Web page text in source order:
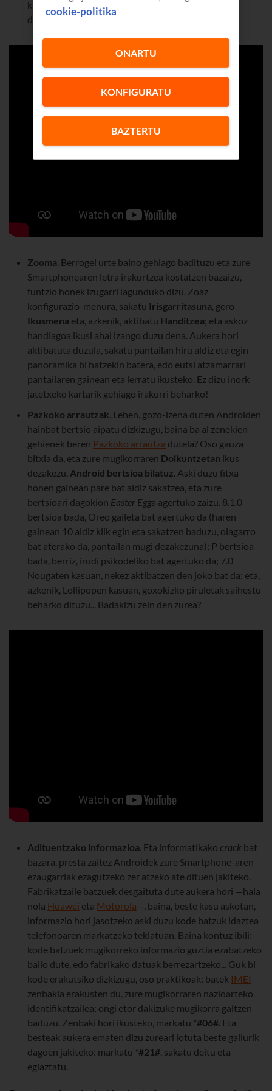
karpeta seguru bat dauka, eta inork ikustea nahi ez
duzun guztia sar dezakezu karpeta horretan.
Zooma. Berrogei urte baino gehiago badituzu eta zure
Smartphonearen letra irakurtzea kostatzen bazaizu,
funtzio honek izugarri lagunduko dizu. Zoaz
konfigurazio-menura, sakatu Irisgarritasuna, gero
Ikusmena eta, azkenik, aktibatu Handitzea; eta askoz
handiagoa ikusi ahal izango duzu dena. Aukera hori
aktibatuta duzula, sakatu pantailan hiru aldiz eta egin
panoramika bi hatzekin batera, edo eutsi atzamarrari
pantailaren gainean eta lerratu ikusteko. Ez dizu inork
jatetxeko kartarik gehiago irakurri beharko!
Pazkoko arrautzak. Lehen, gozo-izena duten Androiden
hainbat bertsio aipatu dizkizugu, baina ba al zenekien
gehienek beren Pazkoko arrautza dutela? Oso gauza
bitxia da, eta zure mugikorraren Doikuntzetan ikus
dezakezu, Android bertsioa bilatuz. Aski duzu fitxa
honen gainean pare bat aldiz sakatzea, eta zure
bertsioari dagokion Easter Egga agertuko zaizu. 8.1.0
bertsioa bada, Oreo gaileta bat agertuko da (haren
gainean 10 aldiz klik egin eta sakatzen baduzu, olagarro
bat aterako da, pantailan mugi dezakezuna); P bertsioa
bada, berriz, irudi psikodeliko bat agertuko da; 7.0
Nougaten kasuan, nekez aktibatzen den joko bat da; eta,
azkenik, Lollipopen kasuan, goxokizko piruletak saihestu
beharko dituzu... Badakizu zein den zurea?
Adituentzako informazioa. Eta informatikako crack bat
bazara, presta zaitez Androidek zure Smartphone-aren
ezaugarriak ezagutzeko zer atzeko ate dituen jakiteko.
Fabrikatzaile batzuek desgaituta dute aukera hori —hala
nola Huawei eta Motorola—, baina, beste kasu askotan,
informazio hori jasotzeko aski duzu kode batzuk idaztea
telefonoaren markatzeko teklatuan. Baina kontuz ibili:
kode batzuek mugikorreko informazio guztia ezabatzeko
balio dute, edo fabrikako datuak berrezartzeko... Guk bi
kode erakutsiko dizkizugu, oso praktikoak: batek IMEI
zenbakia erakusten du, zure mugikorraren nazioarteko
identifikatzailea; ongi etor dakizuke mugikorra galtzen
baduzu. Zenbaki hori ikusteko, markatu *#06#. Eta
besteak aukera ematen dizu zureari lotuta beste gailurik
dagoen jakiteko: markatu *#21#, sakatu deitu eta
egiaztatu.
cookie-politika
KONFIGURATU
BAZTERTU
ONARTU